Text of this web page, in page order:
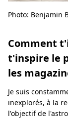
Photo: Benjamin
Comment
t'inspire le
les
Je suis
inexplorés, à la
l'objectif de